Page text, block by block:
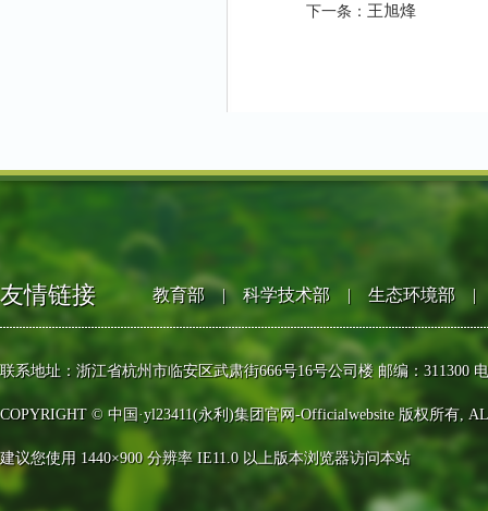
下一条： 王旭烽
友情链接 教育部 | 科学技术部 | 生态环境部 |
联系地址：浙江省杭州市临安区武肃街666号16号公司楼 邮编：311300
COPYRIGHT © 中国·yl23411(永利)集团官网-Officialwebsite 版权所有,
建议您使用 1440×900 分辨率 IE11.0 以上版本浏览器访问本站